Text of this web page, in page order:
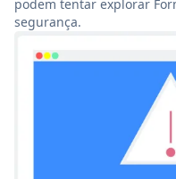
podem tentar explorar
segurança.